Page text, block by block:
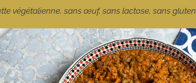
végétalienne, sans œuf, sans lactose, sans gluten